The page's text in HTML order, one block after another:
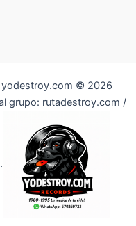
yodestroy.com © 2026
grupo: rutadestroy.com /